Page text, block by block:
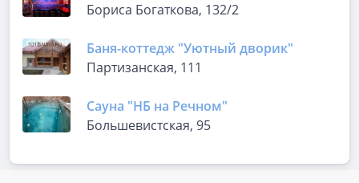
Бориса Богаткова, 132/2
Баня-коттедж "Уютный дворик"
Партизанская, 111
Сауна "НБ на Речном"
Большевистская, 95